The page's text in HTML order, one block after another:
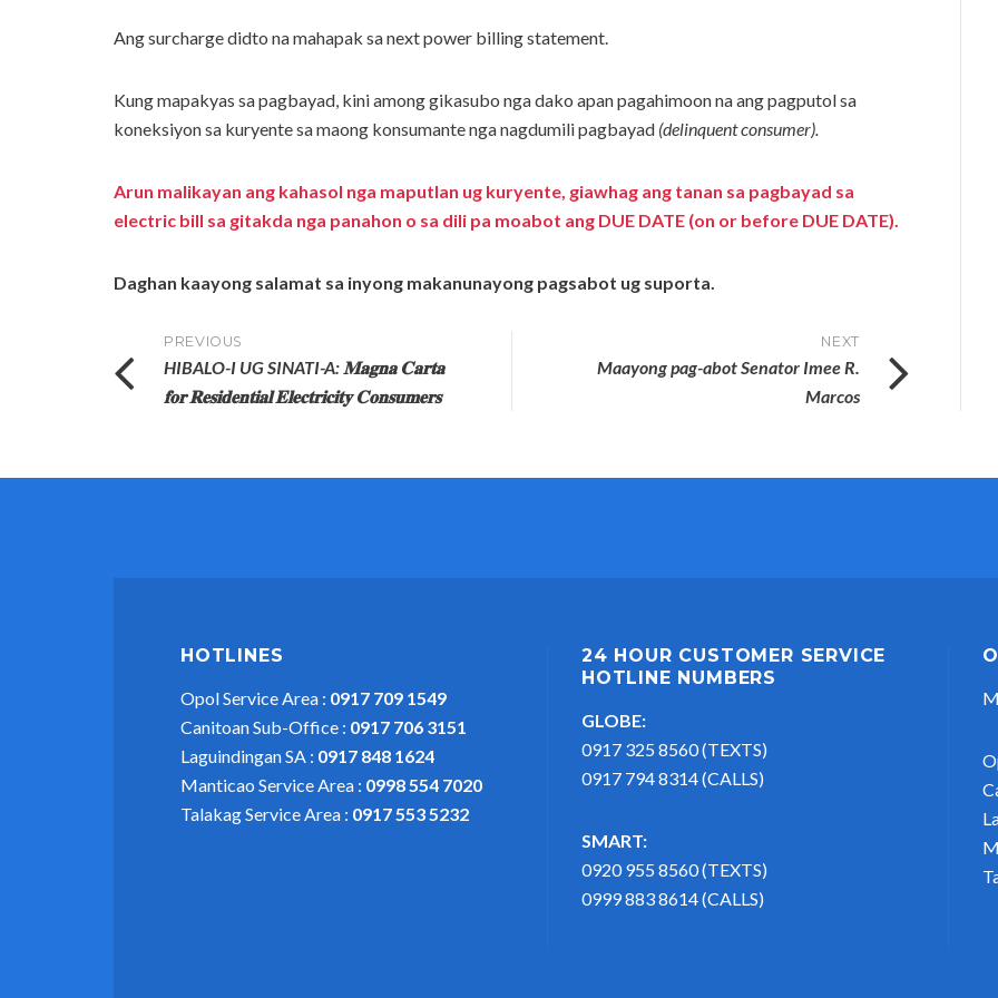
Ang surcharge didto na mahapak sa next power billing statement.
Kung mapakyas sa pagbayad, kini among gikasubo nga dako apan pagahimoon na ang pagputol sa
koneksiyon sa kuryente sa maong konsumante nga nagdumili pagbayad (delinquent consumer).
Arun malikayan ang kahasol nga maputlan ug kuryente, giawhag ang tanan sa pagbayad sa
electric bill sa gitakda nga panahon o sa dili pa moabot ang DUE DATE (on or before DUE DATE).
Daghan kaayong salamat sa inyong makanunayong pagsabot ug suporta.
Post
navigation
PREVIOUS
HIBALO-I UG SINATI-A: 𝐌𝐚𝐠𝐧𝐚 𝐂𝐚𝐫𝐭𝐚
𝐟𝐨𝐫 𝐑𝐞𝐬𝐢𝐝𝐞𝐧𝐭𝐢𝐚𝐥 𝐄𝐥𝐞𝐜𝐭𝐫𝐢𝐜𝐢𝐭𝐲 𝐂𝐨𝐧𝐬𝐮𝐦𝐞𝐫𝐬
NEXT
Maayong pag-abot Senator Imee R.
Marcos
HOTLINES
Opol Service Area : 0917 709 1549
Canitoan Sub-Office : 0917 706 3151
Laguindingan SA : 0917 848 1624
Manticao Service Area : 0998 554 7020
Talakag Service Area : 0917 553 5232
24 HOUR CUSTOMER SERVICE
HOTLINE NUMBERS
GLOBE:
0917 325 8560 (TEXTS)
0917 794 8314 (CALLS)
SMART:
0920 955 8560 (TEXTS)
0999 883 8614 (CALLS)